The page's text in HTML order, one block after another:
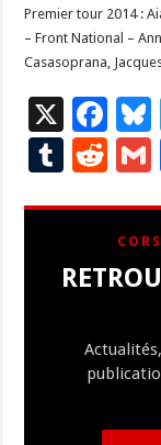
Premier tour 2014 :
– Front National –
Casasoprana,
X
F
ac
e
b
o
o
T
bl
r
R
d
di
t
l